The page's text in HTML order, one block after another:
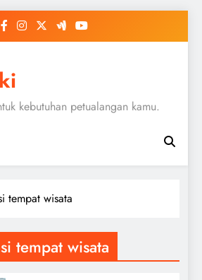
kebutuhan petualangan kamu.
tempat wisata
tempat wisata